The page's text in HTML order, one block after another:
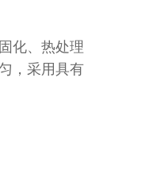
化、热处理
，采用具有